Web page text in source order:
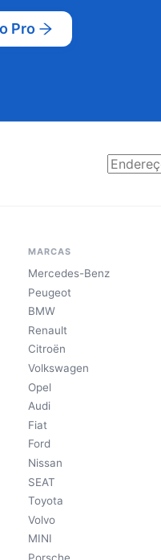
Pro
MARCAS
Mercedes-Benz
Peugeot
BMW
Renault
Citroën
Volkswagen
Opel
Audi
Fiat
Ford
Nissan
SEAT
Toyota
Volvo
MINI